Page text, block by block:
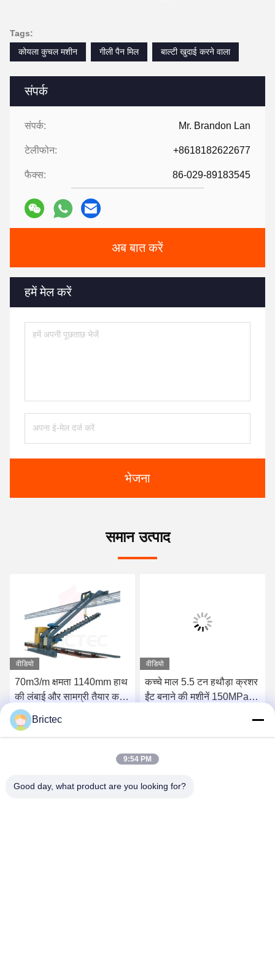
संपर्क
संपर्क: Mr. Brandon Lan
टेलीफोन: +8618182622677
फैक्स: 86-029-89183545
अब बात करें
हमें मेल करें
भेजना
Tags:
कोयला कुचल मशीन
गीली पैन मिल बाल्टी खुदाई करने वाला
समान उत्पाद
वीडियो
70m3/m क्षमता 1140mm हाथ
की लंबाई और सामग्री तैयार करने
के लिए 24.5kW शक्ति के साथ
आधा पुल बाल्टी खुदाई
सबसे अच्छी कीमत पाएं
वीडियो
कच्चे माल 5.5 टन हथौड़ा क्रशर
ईंट बनाने की मशीनें 150MPa से
सबसे अच्छी कीमत पाएं
Brictec
9:54 PM
Good day, what product are you looking for?